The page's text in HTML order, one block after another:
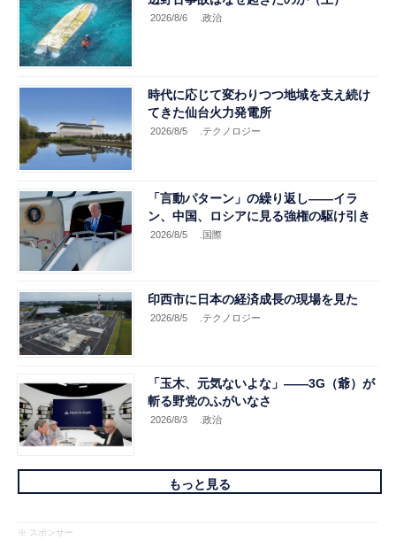
2026/8/6 .政治
時代に応じて変わりつつ地域を支え続け
てきた仙台火力発電所
2026/8/5 .テクノロジー
「言動パターン」の繰り返し――イラ
ン、中国、ロシアに見る強権の駆け引き
2026/8/5 .国際
印西市に日本の経済成長の現場を見た
2026/8/5 .テクノロジー
「玉木、元気ないよな」――3G（爺）が
斬る野党のふがいなさ
2026/8/3 .政治
もっと見る
※ スポンサー